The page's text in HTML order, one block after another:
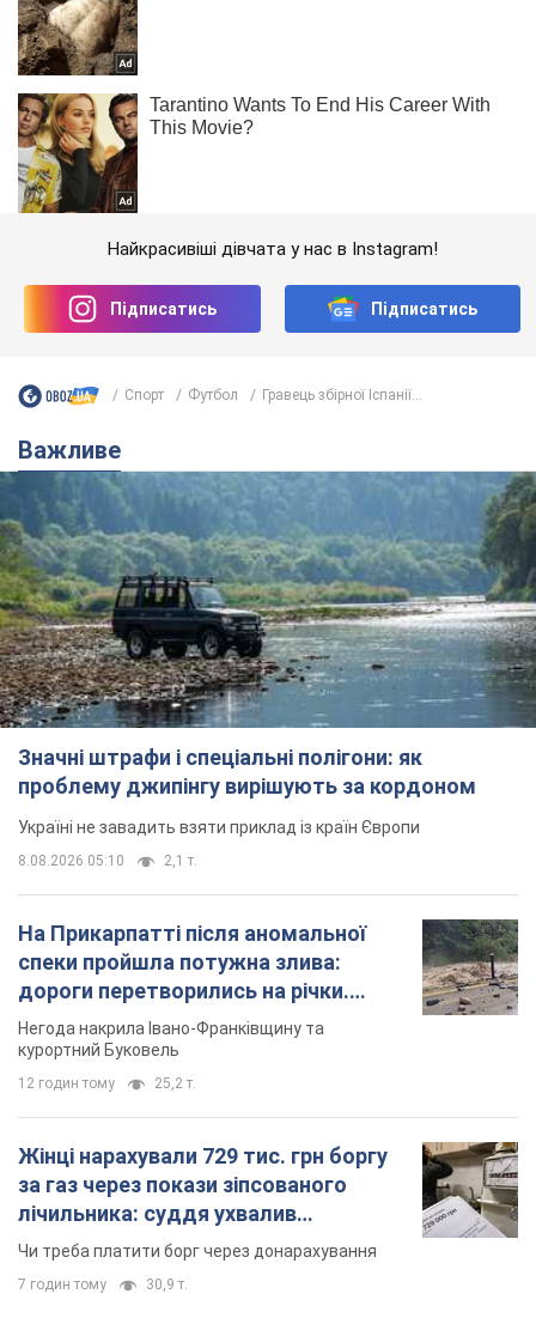
Найкрасивіші дівчата у нас в Instagram!
Підписатись Підписатись
Спорт Футбол Гравець збірної Іспанії...
Важливе
Значні штрафи і спеціальні полігони: як
проблему джипінгу вирішують за кордоном
Україні не завадить взяти приклад із країн Європи
8.08.2026 05:10 2,1 т.
На Прикарпатті після аномальної
спеки пройшла потужна злива:
дороги перетворились на річки.
Відео
Негода накрила Івано-Франківщину та
курортний Буковель
12 годин тому 25,2 т.
Жінці нарахували 729 тис. грн боргу
за газ через покази зіпсованого
лічильника: суддя ухвалив
неочікуване рішення
Чи треба платити борг через донарахування
7 годин тому 30,9 т.